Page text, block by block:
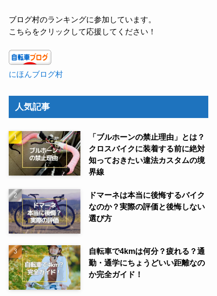
ブログ村のランキングに参加しています。
こちらをクリックして応援してください！
にほんブログ村
人気記事
「ブルホーンの禁止理由」とは？
クロスバイクに装着する前に絶対
知っておきたい違法カスタムの境
界線
ドマーネは本当に後悔するバイク
なのか？実際の評価と後悔しない
選び方
自転車で4kmは何分？疲れる？通
勤・通学にちょうどいい距離なの
か完全ガイド！